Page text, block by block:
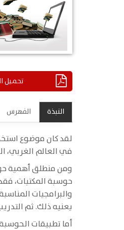
تحميل
النبذة الفهرس
لقد كان موضوع
في العالم
ومن منطلق أهمية
حوسبة المكتبات،
والبرامجيات
يعنيه ذلك. ثم
أما تطبيقات